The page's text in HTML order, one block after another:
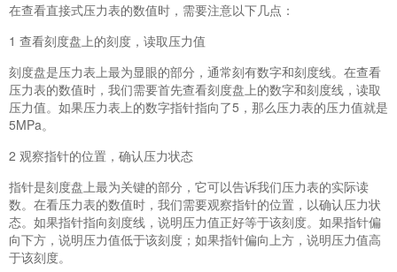
在查看直接式压力表的数值时，需要注意以下几点：
1 查看刻度盘上的刻度，读取压力值
刻度盘是压力表上最为显眼的部分，通常刻有数字和刻度线。在查看
压力表的数值时，我们需要首先查看刻度盘上的数字和刻度线，读取
压力值。如果压力表上的数字指针指向了5，那么压力表的压力值就是
5MPa。
2 观察指针的位置，确认压力状态
指针是刻度盘上最为关键的部分，它可以告诉我们压力表的实际读
数。在看压力表的数值时，我们需要观察指针的位置，以确认压力状
态。如果指针指向刻度线，说明压力值正好等于该刻度。如果指针偏
向下方，说明压力值低于该刻度；如果指针偏向上方，说明压力值高
于该刻度。